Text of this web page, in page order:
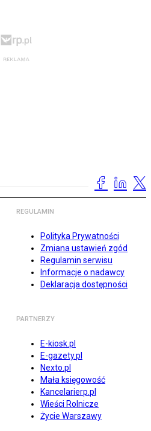
REGULAMIN
Polityka Prywatności
Zmiana ustawień zgód
Regulamin serwisu
Informacje o nadawcy
Deklaracja dostępności
PARTNERZY
E-kiosk.pl
E-gazety.pl
Nexto.pl
Mała księgowość
Kancelarierp.pl
Wieści Rolnicze
Życie Warszawy